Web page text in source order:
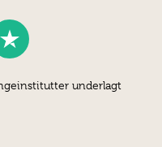
underlagt